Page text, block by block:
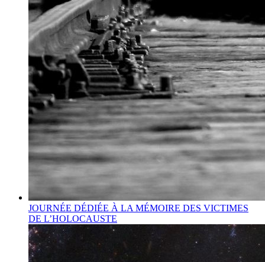
JOURNÉE DÉDIÉE À LA MÉMOIRE DES VICTIMES
DE L’HOLOCAUSTE